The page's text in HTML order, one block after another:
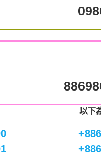
以下